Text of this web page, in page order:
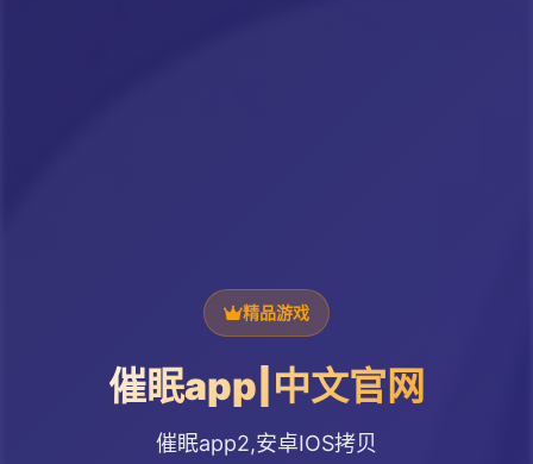
精品游戏
催眠app|中文官网
催眠app2,安卓IOS拷贝